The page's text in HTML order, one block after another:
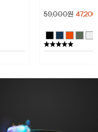
59,000원 47,200